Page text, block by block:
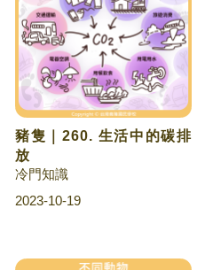
豬隻｜260. 生活中的碳排
放
冷門知識
2023-10-19